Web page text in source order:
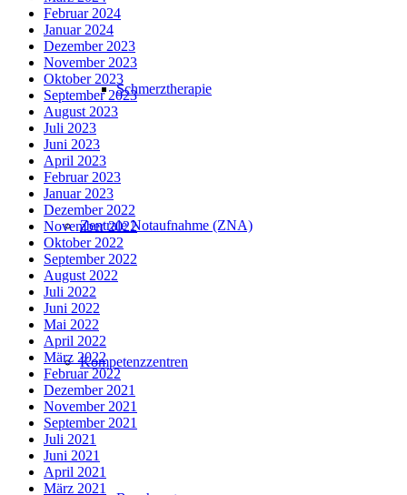
Schmerztherapie
Zentrale Notaufnahme (ZNA)
Kompetenzzentren
Februar 2024
Januar 2024
Dezember 2023
November 2023
Oktober 2023
September 2023
August 2023
Juli 2023
Juni 2023
April 2023
Februar 2023
Januar 2023
Dezember 2022
November 2022
Oktober 2022
September 2022
August 2022
Juli 2022
Juni 2022
Mai 2022
April 2022
März 2022
Februar 2022
Dezember 2021
November 2021
September 2021
Juli 2021
Juni 2021
April 2021
März 2021